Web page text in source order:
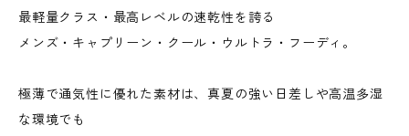
最軽量クラス・最高レベルの速乾性を誇る
メンズ・キャプリーン・クール・ウルトラ・フーディ。
極薄で通気性に優れた素材は、真夏の強い日差しや高温多湿
な環境でも